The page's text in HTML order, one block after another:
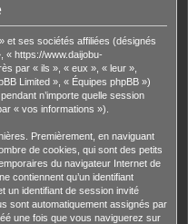
et ses sociétés affiliées (désignés
https://www.daijobu-
par « ils », « eux », « leur »,
Limited », « Équipes phpBB »)
n’importe quelle session
« vos informations »).
Premièrement, en naviguant
de cookies, qui sont des petits
du navigateur Internet de
contiennent qu’un identifiant
un identifiant de session invité
sont automatiquement assignés par
une fois que vous naviguerez sur